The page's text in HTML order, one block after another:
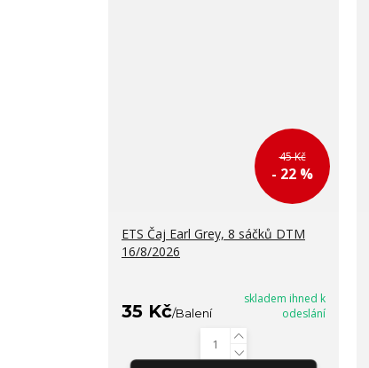
45 Kč
- 22 %
ETS Čaj Earl Grey, 8 sáčků DTM
16/8/2026
35 Kč/Balení
skladem ihned k
odeslání